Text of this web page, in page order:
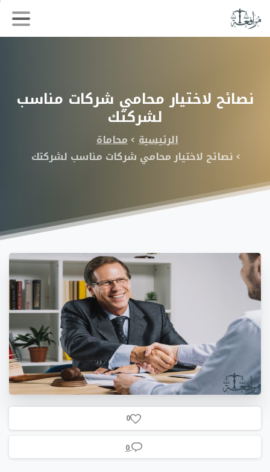
نصائح لاختيارمحامي شركات مناسب
لشركتك
الرئيسية محاماة
نصائح لاختيار محامي شركات مناسب لشركتك
0
0